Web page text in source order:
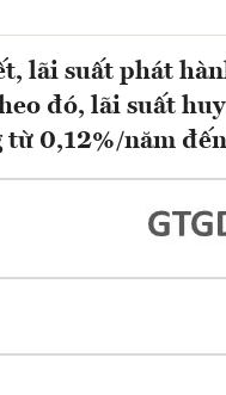
lãi suất phát
đó, lãi suất
từ 0,12%/năm